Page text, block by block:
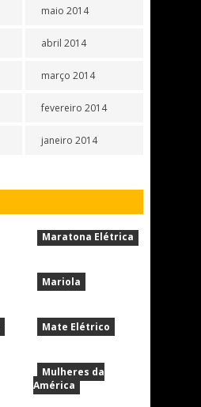
maio 2014
abril 2014
março 2014
fevereiro 2014
janeiro 2014
Maratona Elétrica
Mariola
Mate Elétrico
Mulheres da
América